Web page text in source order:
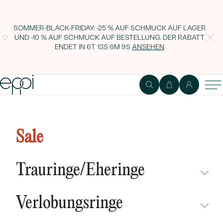
SOMMER-BLACK-FRIDAY: -25 % AUF SCHMUCK AUF LAGER
UND -10 % AUF SCHMUCK AUF BESTELLUNG. DER RABATT
ENDET IN 6T 13S 6M 9SANSEHEN
Sale
Trauringe/Eheringe
NEUHEITEN
Verlobungsringe
weißer Perle Suzume